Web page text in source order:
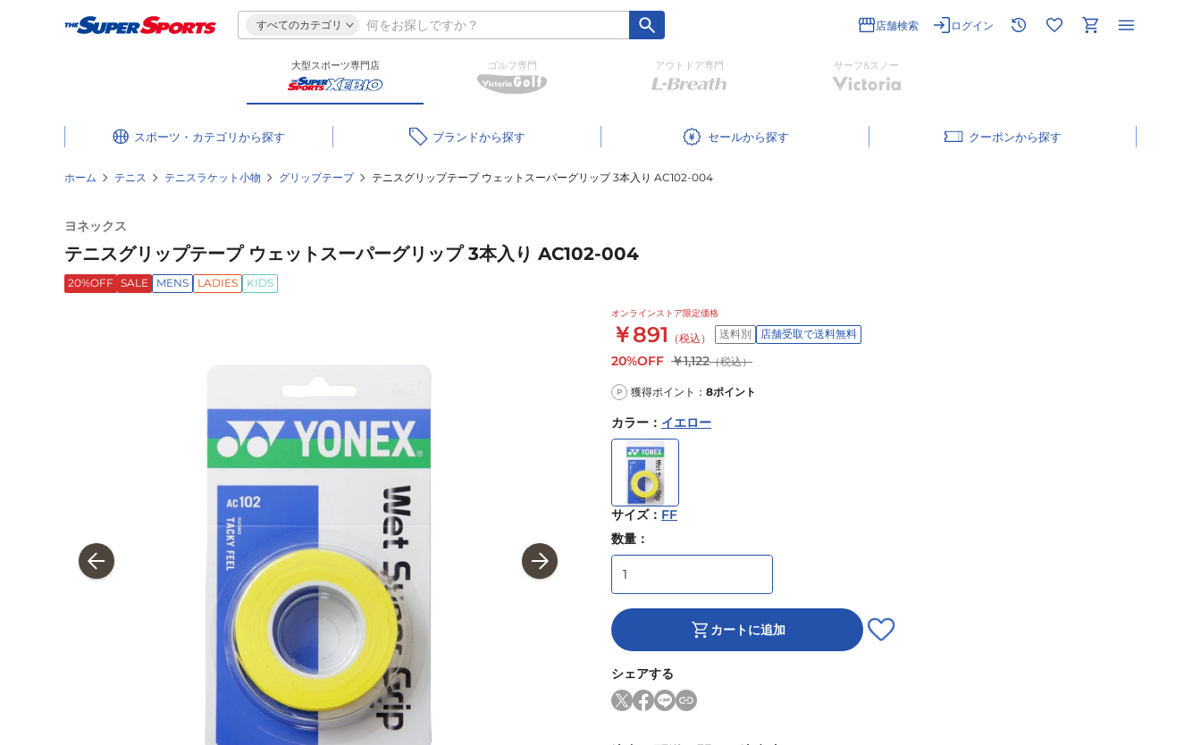
すべてのカテゴリ 店舗検索 ログイン
大型スポーツ専門店 ゴルフ専門 アウトドア専門 サーフ&スノー
スポーツ・カテゴリ ブランド セール クーポン
ホーム テニス テニスラケット小物 グリップテープ テニスグリップテープ ウェットスーパーグリップ 3本入り AC102-004
ヨネックス
テニスグリップテープ ウェットスーパーグリップ 3本入り AC102-004
20%OFF SALE MENS LADIES KIDS
オンラインストア限定価格
￥891 （税込） 送料別 店舗受取で送料無料
20%OFF ￥1,122（税込）
P 獲得ポイント： 8ポイント
カラー ： イエロー
サイズ： FF
数量：
カートに追加
シェアする